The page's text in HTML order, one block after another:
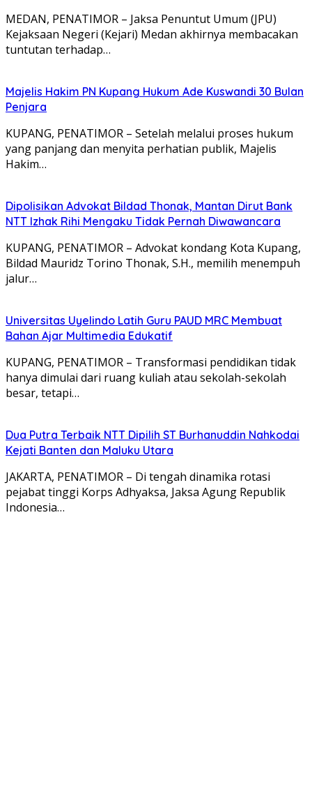
MEDAN, PENATIMOR – Jaksa Penuntut Umum (JPU)
Kejaksaan Negeri (Kejari) Medan akhirnya membacakan
tuntutan terhadap…
Majelis Hakim PN Kupang Hukum Ade Kuswandi 30 Bulan
Penjara
KUPANG, PENATIMOR – Setelah melalui proses hukum
yang panjang dan menyita perhatian publik, Majelis
Hakim…
Dipolisikan Advokat Bildad Thonak, Mantan Dirut Bank
NTT Izhak Rihi Mengaku Tidak Pernah Diwawancara
KUPANG, PENATIMOR – Advokat kondang Kota Kupang,
Bildad Mauridz Torino Thonak, S.H., memilih menempuh
jalur…
Universitas Uyelindo Latih Guru PAUD MRC Membuat
Bahan Ajar Multimedia Edukatif
KUPANG, PENATIMOR – Transformasi pendidikan tidak
hanya dimulai dari ruang kuliah atau sekolah-sekolah
besar, tetapi…
Dua Putra Terbaik NTT Dipilih ST Burhanuddin Nahkodai
Kejati Banten dan Maluku Utara
JAKARTA, PENATIMOR – Di tengah dinamika rotasi
pejabat tinggi Korps Adhyaksa, Jaksa Agung Republik
Indonesia…